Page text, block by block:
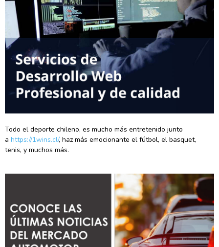
Todo el deporte chileno, es mucho más entretenido junto
a https://1wins.cl/, haz más emocionante el fútbol, el basquet,
tenis, y muchos más.